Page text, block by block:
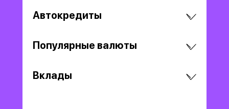
Автокредиты
Популярные валюты
Вклады